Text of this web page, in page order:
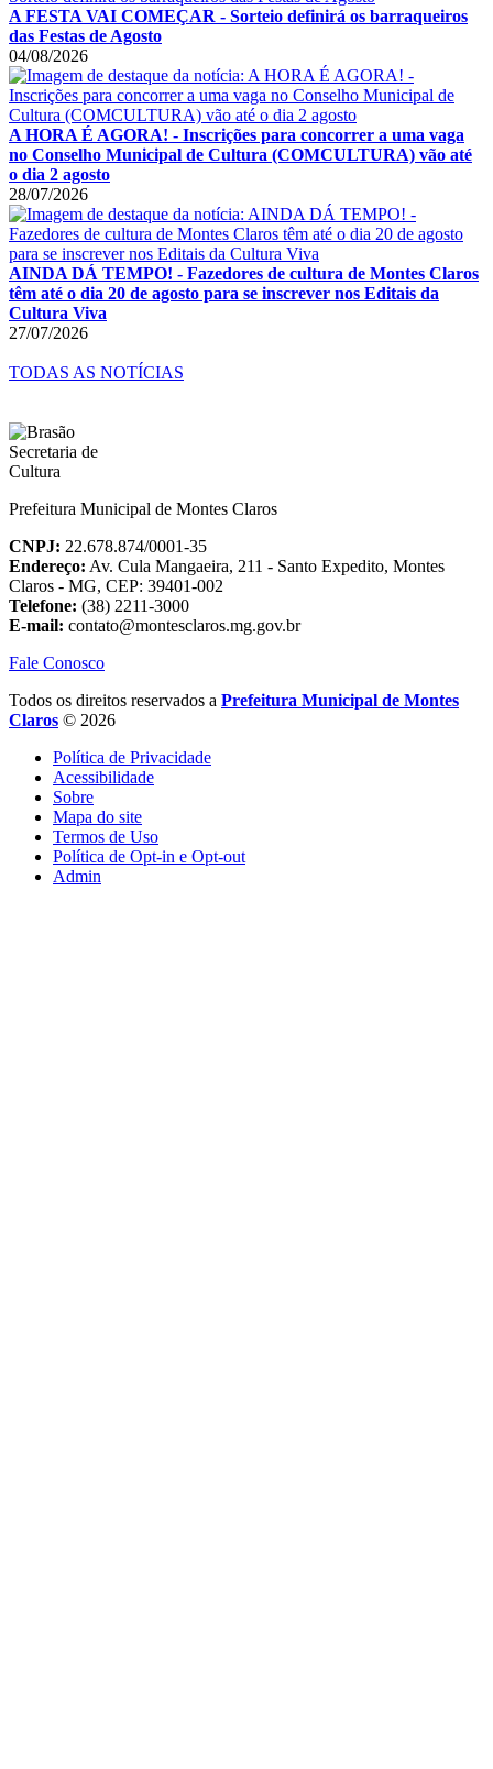
A FESTA VAI COMEÇAR - Sorteio definirá os barraqueiros
das Festas de Agosto
04/08/2026
A HORA É AGORA! - Inscrições para concorrer a uma vaga
no Conselho Municipal de Cultura (COMCULTURA) vão até
o dia 2 agosto
28/07/2026
AINDA DÁ TEMPO! - Fazedores de cultura de Montes Claros
têm até o dia 20 de agosto para se inscrever nos Editais da
Cultura Viva
27/07/2026
TODAS AS NOTÍCIAS
Prefeitura Municipal de Montes Claros
CNPJ: 22.678.874/0001-35
Endereço: Av. Cula Mangaeira, 211 - Santo Expedito, Montes
Claros - MG, CEP: 39401-002
Telefone: (38) 2211-3000
E-mail: contato@montesclaros.mg.gov.br
Fale Conosco
Todos os direitos reservados a Prefeitura Municipal de Montes
Claros © 2026
Política de Privacidade
Acessibilidade
Sobre
Mapa do site
Termos de Uso
Política de Opt-in e Opt-out
Admin